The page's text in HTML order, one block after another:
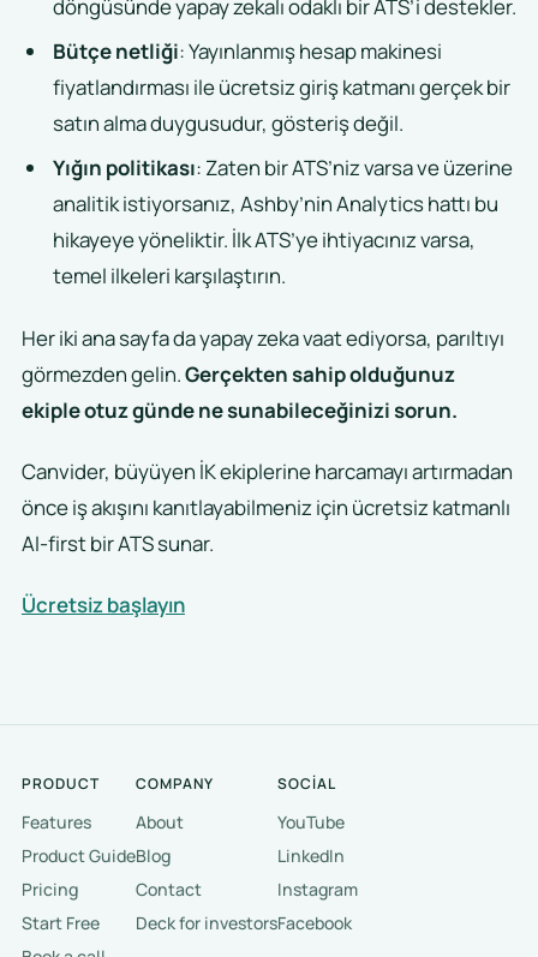
döngüsünde yapay zekalı odaklı bir ATS’i destekler.
Bütçe netliği: Yayınlanmış hesap makinesi
fiyatlandırması ile ücretsiz giriş katmanı gerçek bir
satın alma duygusudur, gösteriş değil.
Yığın politikası: Zaten bir ATS’niz varsa ve üzerine
analitik istiyorsanız, Ashby’nin Analytics hattı bu
hikayeye yöneliktir. İlk ATS’ye ihtiyacınız varsa,
temel ilkeleri karşılaştırın.
Her iki ana sayfa da yapay zeka vaat ediyorsa, parıltıyı
görmezden gelin.Gerçekten sahip olduğunuz
ekiple otuz günde ne sunabileceğinizi sorun.
Canvider, büyüyen İK ekiplerine harcamayı artırmadan
önce iş akışını kanıtlayabilmeniz için ücretsiz katmanlı
AI-first bir ATS sunar.
Ücretsiz başlayın
PRODUCT
Features
Product Guide
Pricing
Start Free
COMPANY
About
Blog
Contact
Deck for investors
SOCIAL
YouTube
LinkedIn
Instagram
Facebook